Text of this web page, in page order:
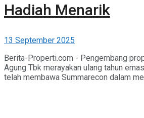
Hadiah Menarik
13 September 2025
Berita-Properti.com - Pengembang
Agung Tbk merayakan ulang tahun
telah membawa Summarecon dalam